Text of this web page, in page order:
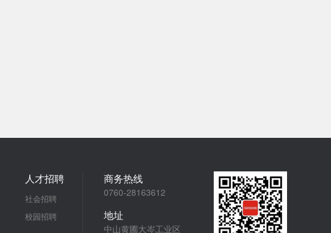
人才招聘
社会招聘
校园招聘
商务热线
0760-28163612
地址
中山黄圃大岑工业区